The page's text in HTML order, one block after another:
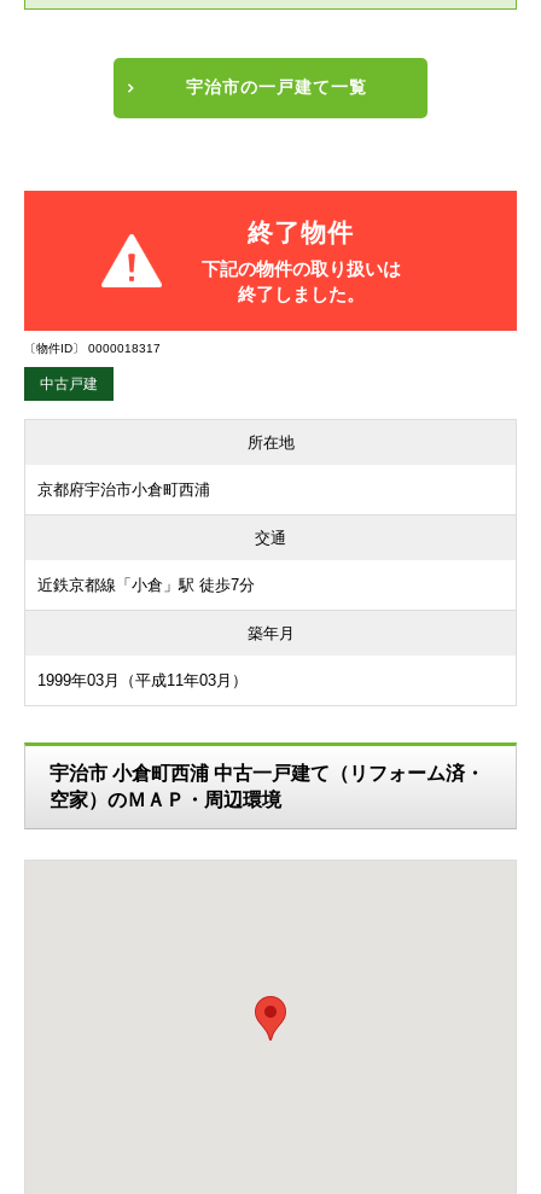
宇治市の一戸建て一覧
終了物件
下記の物件の取り扱いは
終了しました。
〔物件ID〕 0000018317
中古戸建
所在地
京都府宇治市小倉町西浦
交通
近鉄京都線「小倉」駅 徒歩7分
築年月
1999年03月（平成11年03月）
宇治市 小倉町西浦 中古一戸建て（リフォーム済・
空家）のＭＡＰ・周辺環境